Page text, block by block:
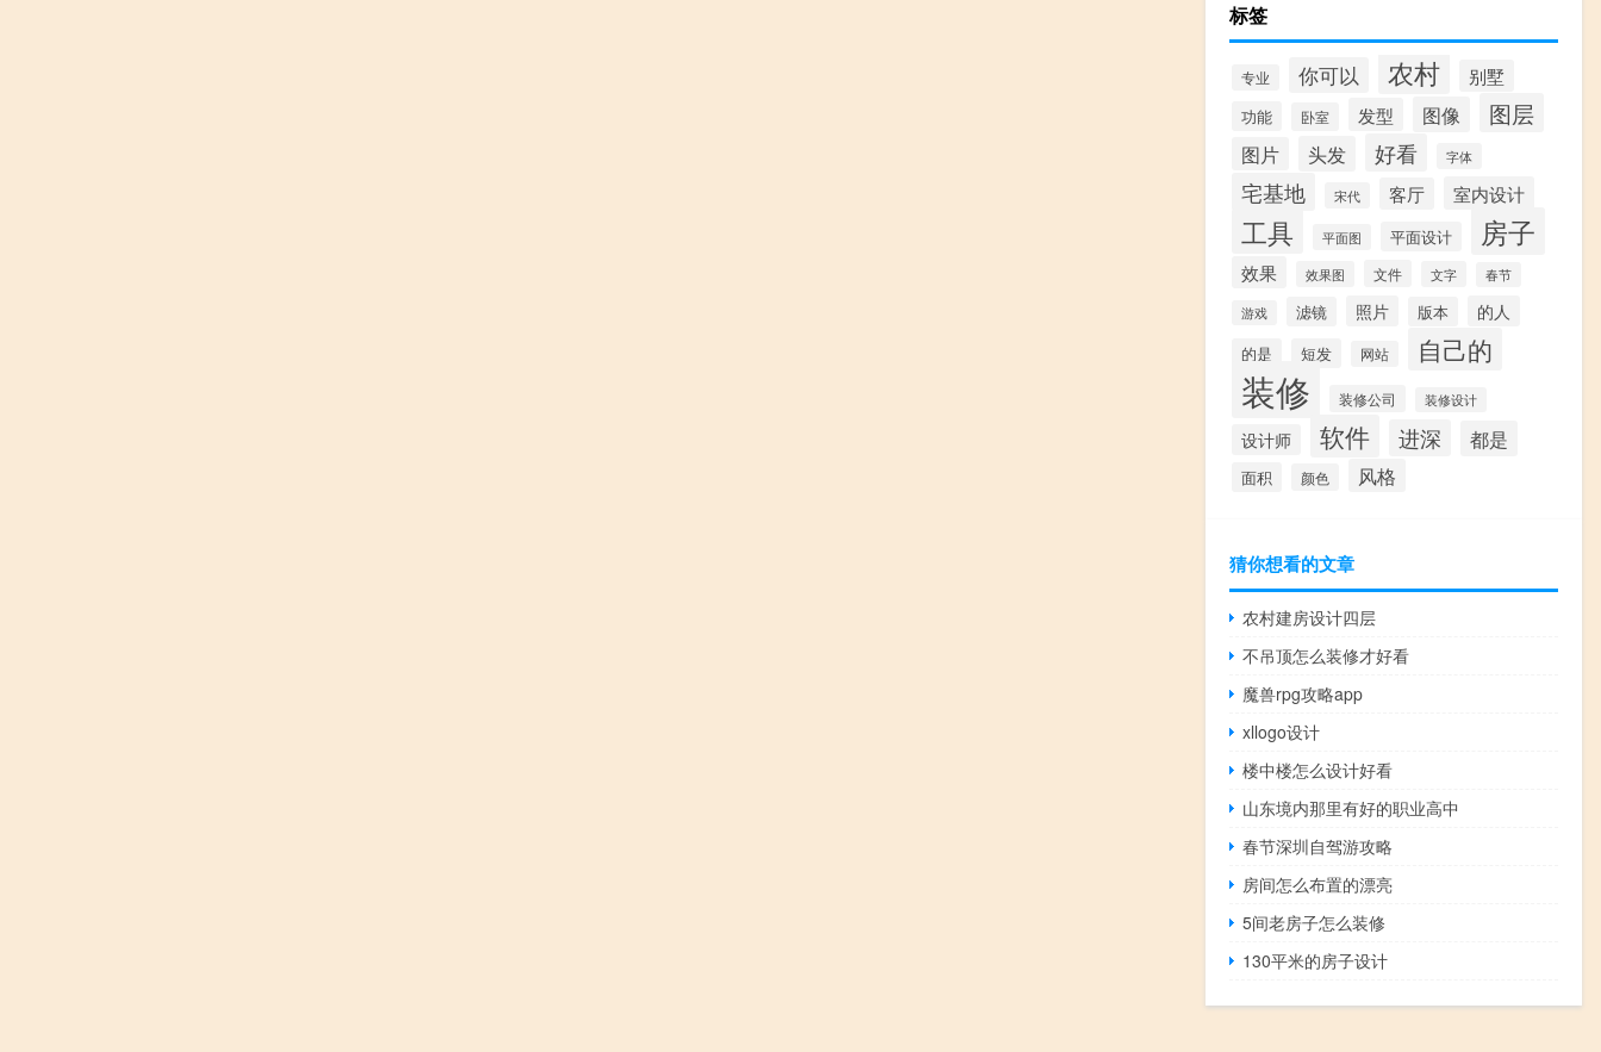
标签
专业 你可以 农村 别墅
功能 卧室 发型 图像 图层
图片 头发 好看 字体
宅基地 宋代 客厅 室内设计
工具 平面图 平面设计 房子
效果 效果图 文件 文字 春节
游戏 滤镜 照片 版本 的人
的是 短发 网站 自己的
装修 装修公司 装修设计
设计师 软件 进深 都是
面积 颜色 风格
猜你想看的文章
农村建房设计四层
不吊顶怎么装修才好看
魔兽rpg攻略app
xllogo设计
楼中楼怎么设计好看
山东境内那里有好的职业高中
春节深圳自驾游攻略
房间怎么布置的漂亮
5间老房子怎么装修
130平米的房子设计